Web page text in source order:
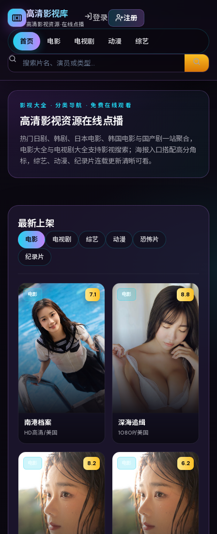
高清影视库
高清影视资源·在线点播
首页 电影 电视剧 动漫 综艺
登录 注册
高清影视库
影视大全 · 分类导航 · 免费在线观看
高清影视资源在线点播
热门日剧、韩剧、日本电影、韩国电影与国产剧一站聚合，
电影大全与电视剧大全支持影视搜索；海报入口搭配高分角
标，综艺、动漫、纪录片连载更新清晰可看。
最新上架
电影 电视剧 综艺 动漫 恐怖片
纪录片
7.1
电影
南港档案
HD高清/美国
8.8
电影
深海追缉
1080P/美国
8.2
电影 6.2
电影